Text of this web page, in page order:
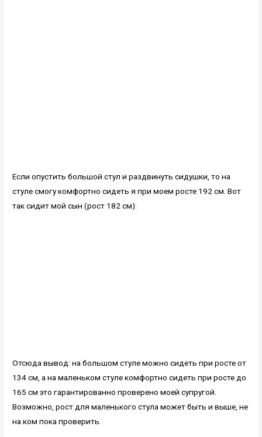
Если опустить большой стул и раздвинуть сидушки, то на
стуле смогу комфортно сидеть я при моем росте 192 см. Вот
так сидит мой сын (рост 182 см):
Отсюда вывод: на большом стуле можно сидеть при росте от
134 см, а на маленьком стуле комфортно сидеть при росте до
165 см это гарантированно проверено моей супругой.
Возможно, рост для маленького стула может быть и выше, не
на ком пока проверить.